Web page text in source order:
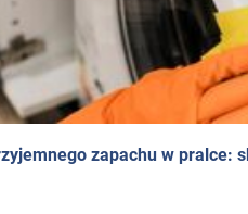
zapachu w pralce: